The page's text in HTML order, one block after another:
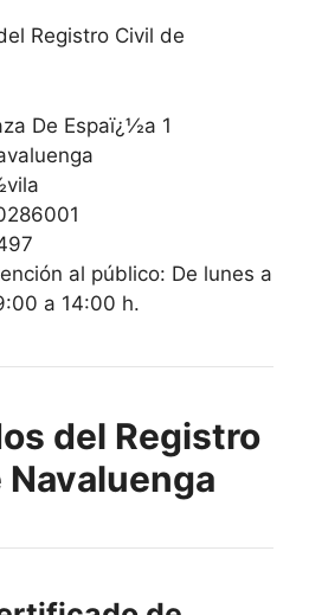
Registro Civil de
De Espaï¿½a 1
al público: De lunes a
a 14:00 h.
del Registro